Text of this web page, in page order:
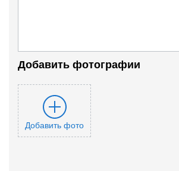
Добавить фотографии
Добавить фото